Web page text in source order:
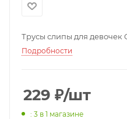
Трусы слипы для девочек
Подробности
229 ₽/шт
: 3 в 1 магазине